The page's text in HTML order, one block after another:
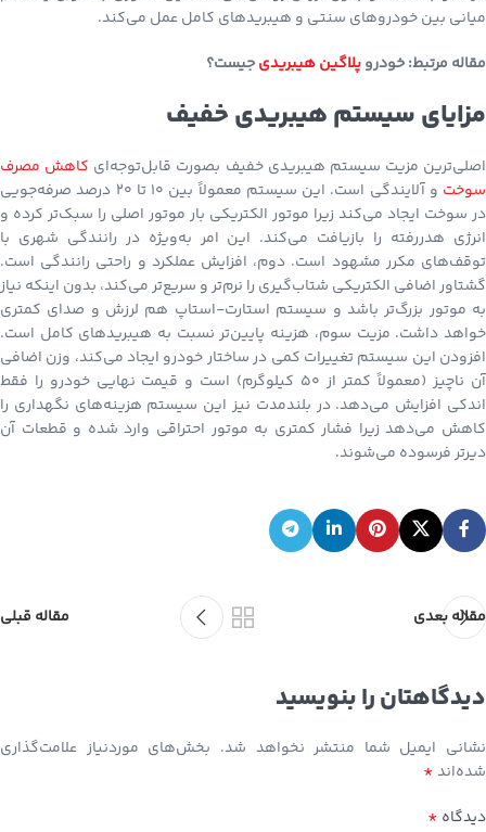
میانی بین خودروهای سنتی و هیبریدهای کامل عمل می‌کند.
مقاله مرتبط: خودروپلاگین هیبریدیجیست؟
مزایای سیستم هیبریدی خفیف
اصلی‌ترین مزیت سیستم هیبریدی خفیف بصورت قابل‌توجه‌ای کاهش مصرف
سوخت
و آلایندگی است. این سیستم معمولاً بین ۱۰ تا ۲۰ درصد صرفه‌جویی
در سوخت ایجاد می‌کند زیرا موتور الکتریکی بار موتور اصلی را سبک‌تر کرده و
انرژی هدررفته را بازیافت می‌کند. این امر به‌ویژه در رانندگی شهری با
توقف‌های مکرر مشهود است. دوم، افزایش عملکرد و راحتی رانندگی است.
گشتاور اضافی الکتریکی شتاب‌گیری را نرم‌تر و سریع‌تر می‌کند، بدون اینکه نیاز
به موتور بزرگ‌تر باشد و سیستم استارت-استاپ هم لرزش و صدای کمتری
خواهد داشت. مزیت سوم، هزینه پایین‌تر نسبت به هیبریدهای کامل است.
افزودن این سیستم تغییرات کمی در ساختار خودرو ایجاد می‌کند، وزن اضافی
آن ناچیز (معمولاً کمتر از ۵۰ کیلوگرم) است و قیمت نهایی خودرو را فقط
اندکی افزایش می‌دهد. در بلندمدت نیز این سیستم هزینه‌های نگهداری را
کاهش می‌دهد زیرا فشار کمتری به موتور احتراقی وارد شده و قطعات آن
دیرتر فرسوده می‌شوند.
مقاله بعدی مقاله قبلی
دیدگاهتان را بنویسید
نشانی ایمیل شما منتشر نخواهد شد. بخش‌های موردنیاز علامت‌گذاری
شده‌اند*
دیدگاه *